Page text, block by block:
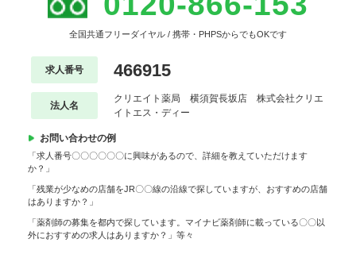
全国共通フリーダイヤル / 携帯・PHPSからでもOKです
求人番号 466915
法人名
クリエイト薬局 横須賀長坂店 株式会社クリエ
イトエス・ディー
お問い合わせの例
「求人番号〇〇〇〇〇〇に興味があるので、詳細を教えていただけます
か？」
「残業が少なめの店舗をJR〇〇線の沿線で探していますが、おすすめの店舗
はありますか？」
「薬剤師の募集を都内で探しています。マイナビ薬剤師に載っている〇〇以
外におすすめの求人はありますか？」等々